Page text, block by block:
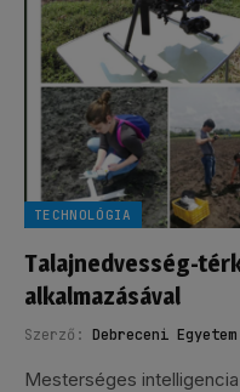
TECHNOLÓGIA
Talajnedvesség-
alkalmazásával
Szerző: Debreceni Egyetem
Mesterséges